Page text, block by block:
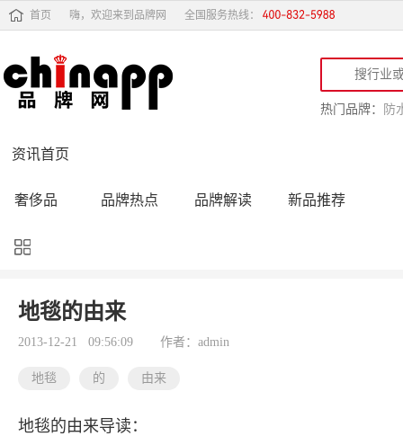
首页 嗨，欢迎来到品牌网 全国服务热线：
热门品牌： 防
资讯首页
奢侈品 品牌热点 品牌解读 新品推荐
品牌黑榜
品牌导购 专家点评 精彩点评
地毯的由来
2013-12-21 09:56:09 作者：admin
地毯 的 由来
地毯的由来导读：